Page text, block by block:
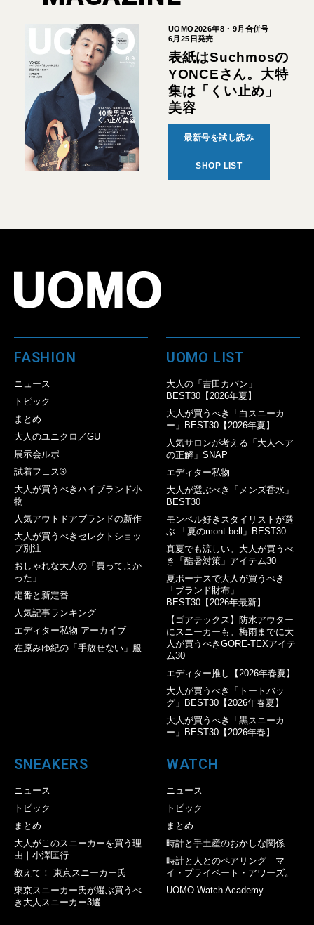
UOMO2026年8・9月合併号
6月25日発売
表紙はSuchmosの
YONCEさん。大特
集は「くい止め」
美容
最新号を試し読み
SHOP LIST
FASHION
ニュース
トピック
まとめ
大人のユニクロ／GU
展示会ルポ
試着フェス®︎
大人が買うべきハイブランド小
物
人気アウトドアブランドの新作
大人が買うべきセレクトショッ
プ別注
おしゃれな大人の「買ってよか
った」
定番と新定番
人気記事ランキング
エディター私物 アーカイブ
在原みゆ紀の「手放せない」服
UOMO LIST
大人の「吉田カバン」
BEST30【2026年夏】
大人が買うべき「白スニーカ
ー」BEST30【2026年夏】
人気サロンが考える「大人ヘア
の正解」SNAP
エディター私物
大人が選ぶべき「メンズ香水」
BEST30
モンベル好きスタイリストが選
ぶ 「夏のmont-bell」BEST30
真夏でも涼しい。大人が買うべ
き「酷暑対策」アイテム30
夏ボーナスで大人が買うべき
「ブランド財布」
BEST30【2026年最新】
【ゴアテックス】防水アウター
にスニーカーも。梅雨までに大
人が買うべきGORE-TEXアイテ
ム30
エディター推し【2026年春夏】
大人が買うべき「トートバッ
グ」BEST30【2026年春夏】
大人が買うべき「黒スニーカ
ー」BEST30【2026年春】
SNEAKERS
ニュース
トピック
まとめ
大人がこのスニーカーを買う理
由｜小澤匡行
教えて！ 東京スニーカー氏
東京スニーカー氏が選ぶ買うべ
き大人スニーカー3選
WATCH
ニュース
トピック
まとめ
時計と手土産のおかしな関係
時計と人とのペアリング｜マ
イ・プライベート・アワーズ。
UOMO Watch Academy